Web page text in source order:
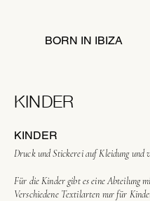
BORN IN IBIZA
KINDER
KINDER
Druck und Stickerei auf Kleidung und
Für die Kinder gibt es eine Abteilung
Verschiedene Textilarten nur für